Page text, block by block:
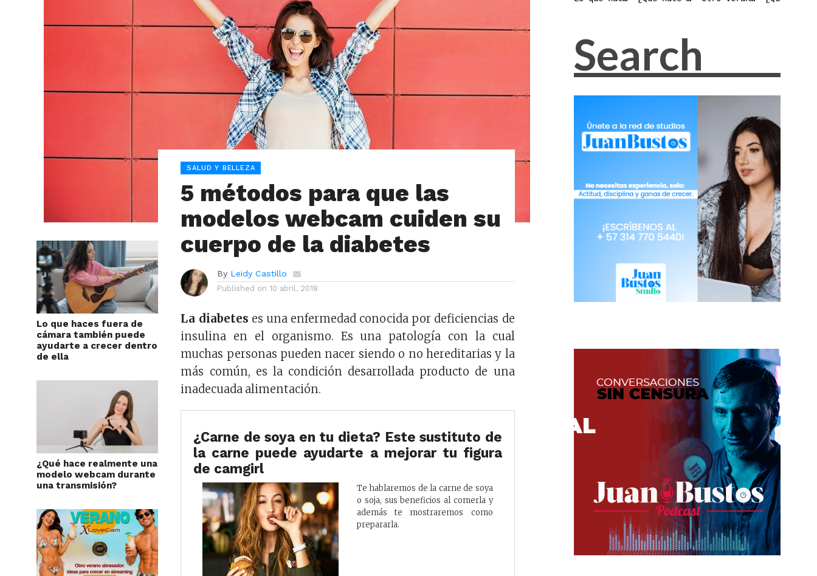
Lo que haces fuera de
cámara también puede
ayudarte a crecer dentro
de ella
¿Qué hace realmente una
modelo webcam durante
una transmisión?
SALUD Y BELLEZA
5 métodos para que las
modelos webcam cuiden su
cuerpo de la diabetes
By Leidy Castillo
Published on 10 abril, 2018
La diabetes es una enfermedad conocida por deficiencias de
insulina en el organismo. Es una patología con la cual
muchas personas pueden nacer siendo o no hereditarias y la
más común, es la condición desarrollada producto de una
inadecuada alimentación.
¿Carne de soya en tu dieta? Este sustituto de
la carne puede ayudarte a mejorar tu figura
de camgirl
Te hablaremos de la carne de soya
o soja, sus beneficios al comerla y
además te mostraremos como
prepararla.